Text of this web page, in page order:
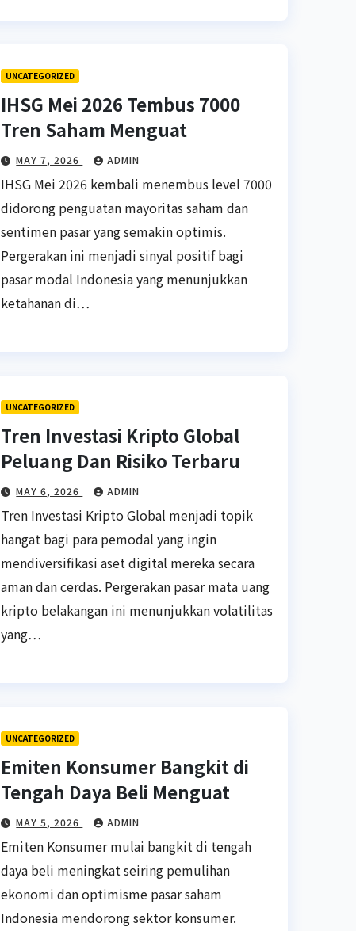
UNCATEGORIZED
IHSG Mei 2026 Tembus 7000
Tren Saham Menguat
MAY 7, 2026 ADMIN
IHSG Mei 2026 kembali menembus level 7000
didorong penguatan mayoritas saham dan
sentimen pasar yang semakin optimis.
Pergerakan ini menjadi sinyal positif bagi
pasar modal Indonesia yang menunjukkan
ketahanan di…
UNCATEGORIZED
Tren Investasi Kripto Global
Peluang Dan Risiko Terbaru
MAY 6, 2026 ADMIN
Tren Investasi Kripto Global menjadi topik
hangat bagi para pemodal yang ingin
mendiversifikasi aset digital mereka secara
aman dan cerdas. Pergerakan pasar mata uang
kripto belakangan ini menunjukkan volatilitas
yang…
UNCATEGORIZED
Emiten Konsumer Bangkit di
Tengah Daya Beli Menguat
MAY 5, 2026 ADMIN
Emiten Konsumer mulai bangkit di tengah
daya beli meningkat seiring pemulihan
ekonomi dan optimisme pasar saham
Indonesia mendorong sektor konsumer.